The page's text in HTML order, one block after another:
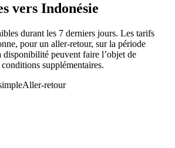
vers Indonésie
durant les 7 derniers jours. Les tarifs
pour un aller-retour, sur la période
peuvent faire l’objet de
supplémentaires.
Aller-retour